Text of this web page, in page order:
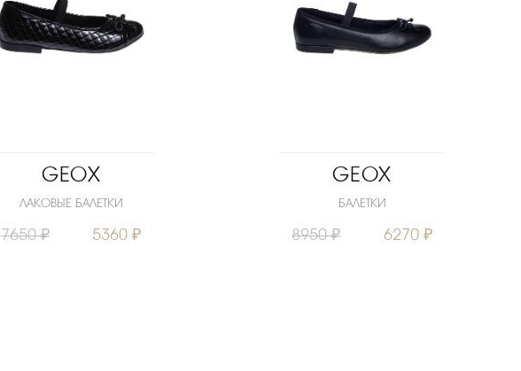
GEOX
ЛАКОВЫЕ БАЛЕТКИ
7650 ₽ 5360 ₽
GEOX
БАЛЕТКИ
8950 ₽ 6270 ₽